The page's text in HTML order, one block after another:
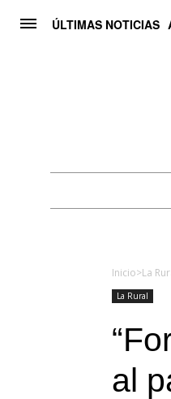
ÚLTIMAS NOTICIAS
Inicio>La
La Rural
al